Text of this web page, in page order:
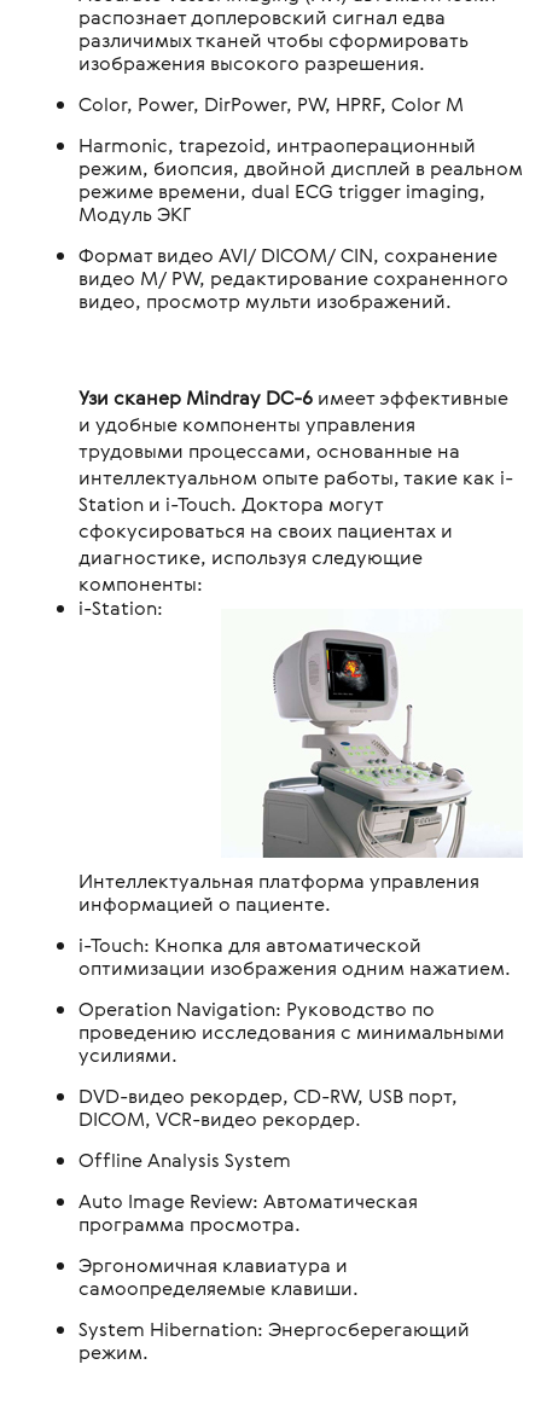
распознает доплеровский сигнал едва
различимых тканей чтобы сформировать
изображения высокого разрешения.
Color, Power, DirPower, PW, HPRF, Color M
Harmonic, trapezoid, интраоперационный
режим, биопсия, двойной дисплей в реальном
режиме времени, dual ECG trigger imaging,
Модуль ЭКГ
Формат видео AVI/ DICOM/ CIN, сохранение
видео M/ PW, редактирование сохраненного
видео, просмотр мульти изображений.
Узи сканер Mindray DC-6 имеет эффективные
и удобные компоненты управления
трудовыми процессами, основанные на
интеллектуальном опыте работы, такие как i-
Station и i-Touch. Доктора могут
сфокусироваться на своих пациентах и
диагностике, используя следующие
компоненты:
i-Station:
Интеллектуальная платформа управления
информацией о пациенте.
i-Touch: Кнопка для автоматической
оптимизации изображения одним нажатием.
Operation Navigation: Руководство по
проведению исследования с минимальными
усилиями.
DVD-видео рекордер, CD-RW, USB порт,
DICOM, VCR-видео рекордер.
Offline Analysis System
Auto Image Review: Автоматическая
программа просмотра.
Эргономичная клавиатура и
самоопределяемые клавиши.
System Hibernation: Энергосберегающий
режим.